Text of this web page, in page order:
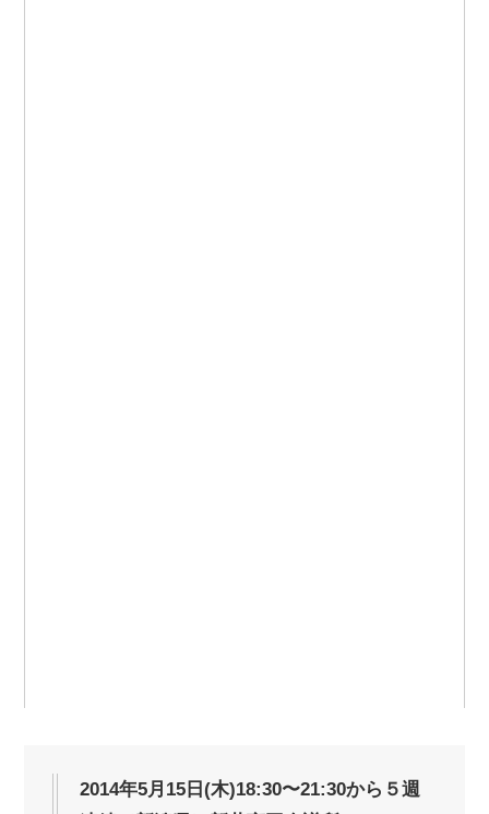
2014年5月15日(木)18:30〜21:30から５週